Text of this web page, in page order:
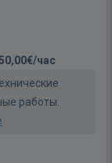
час
работы.